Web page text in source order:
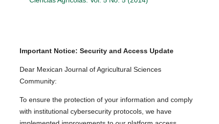
Important Notice: Security and Access Update
Dear Mexican Journal of Agricultural Sciences
Community:
To ensure the protection of your information and comply
with institutional cybersecurity protocols, we have